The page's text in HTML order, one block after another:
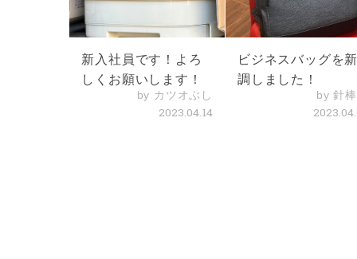
新入社員です！よろ
しくお願いします！
by カツオぶし
2023.04.14
ビジネスバッグを
調しました！
by 針